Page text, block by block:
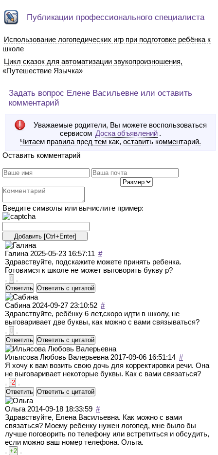
Публикации профессионального специалиста
Использование логопедических игр при подготовке ребёнка к
школе
Цикл сказок для автоматизации звукопроизношения,
«Путешествие Язычка»
Задать вопрос Елене Васильевне или оставить
комментарий
Уважаемые родители, Вы можете воспользоваться
сервисом Доска объявлений .
Читаем правила пред тем как, оставить комментарий.
Оставить комментарий
Введите символы или вычислите пример:
Галина 2025-05-23 16:57:11 #
Здравствуйте, подскажите можете принять ребенка.
Готовимся к школе не может выговорить букву р?
0
Ответить Ответить с цитатой
Сабина 2024-09-27 23:10:52 #
Здравствуйте, ребёнку 6 лет,скоро идти в школу, не
выговаривает две буквы, как можно с вами связываться?
0
Ответить Ответить с цитатой
Ильясова Любовь Валерьевна 2017-09-06 16:51:14 #
Я хочу к вам возить свою дочь для корректировки речи. Она
не выговаривает некоторые буквы. Как с вами связаться?
-2
Ответить Ответить с цитатой
Ольга 2014-09-18 18:33:59 #
Здравствуйте, Елена Васильевна. Как можно с вами
связаться? Моему ребенку нужен логопед, мне было бы
лучше поговорить по телефону или встретиться и обсудить,
если можно ваш номер телефона. Ольга.
+2